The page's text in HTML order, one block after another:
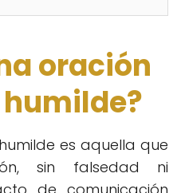
oración
es aquella que
sin falsedad ni